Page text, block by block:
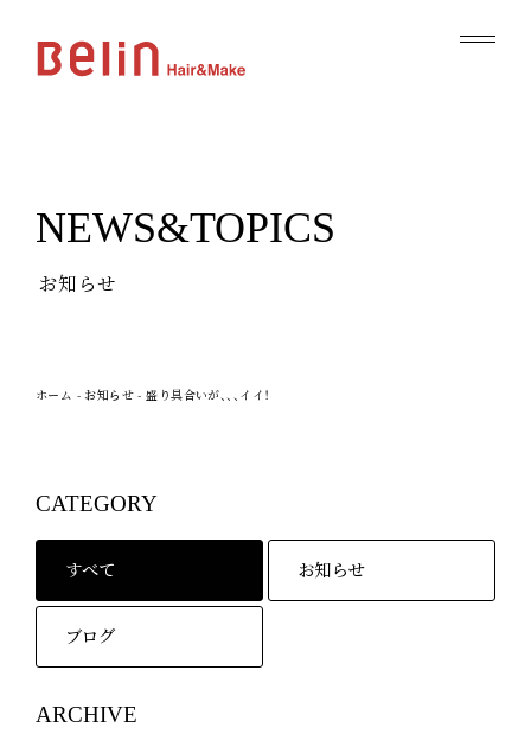
NEWS&TOPICS
お知らせ
ホーム - お知らせ -盛り具合いが、、、イイ！
CATEGORY
すべて お知らせ
ブログ
ARCHIVE